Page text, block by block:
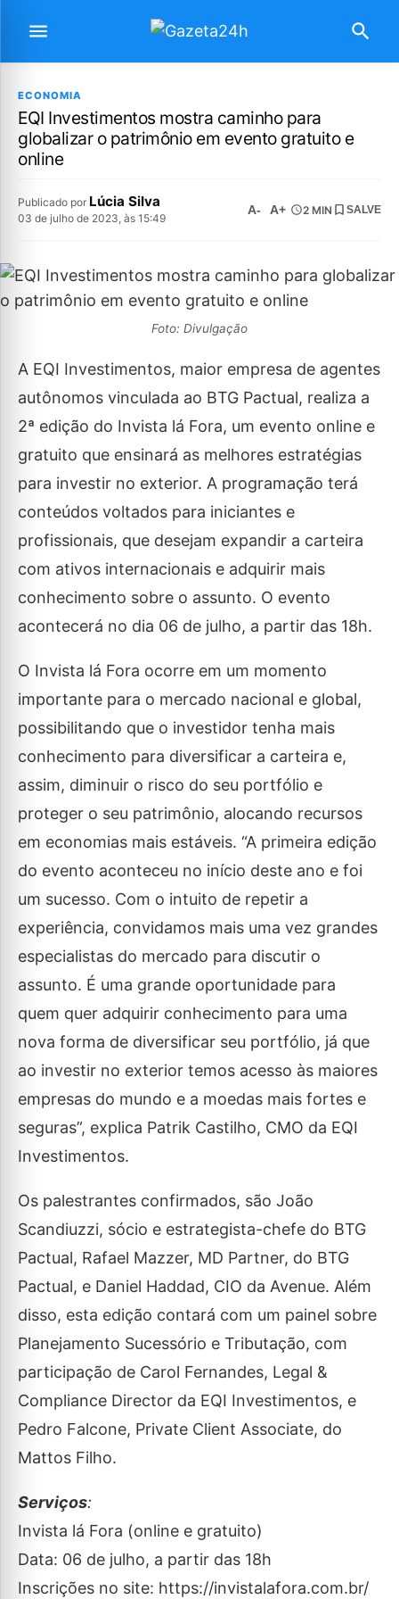
ECONOMIA
EQI Investimentos mostra caminho para
globalizar o patrimônio em evento gratuito e
online
Publicado por Lúcia Silva
03 de julho de 2023, às 15:49
A- A+ 2 MIN SALVE
Foto: Divulgação
A EQI Investimentos, maior empresa de agentes
autônomos vinculada ao BTG Pactual, realiza a
2ª edição do Invista lá Fora, um evento online e
gratuito que ensinará as melhores estratégias
para investir no exterior. A programação terá
conteúdos voltados para iniciantes e
profissionais, que desejam expandir a carteira
com ativos internacionais e adquirir mais
conhecimento sobre o assunto. O evento
acontecerá no dia 06 de julho, a partir das 18h.
O Invista lá Fora ocorre em um momento
importante para o mercado nacional e global,
possibilitando que o investidor tenha mais
conhecimento para diversificar a carteira e,
assim, diminuir o risco do seu portfólio e
proteger o seu patrimônio, alocando recursos
em economias mais estáveis. “A primeira edição
do evento aconteceu no início deste ano e foi
um sucesso. Com o intuito de repetir a
experiência, convidamos mais uma vez grandes
especialistas do mercado para discutir o
assunto. É uma grande oportunidade para
quem quer adquirir conhecimento para uma
nova forma de diversificar seu portfólio, já que
ao investir no exterior temos acesso às maiores
empresas do mundo e a moedas mais fortes e
seguras”, explica Patrik Castilho, CMO da EQI
Investimentos.
Os palestrantes confirmados, são João
Scandiuzzi, sócio e estrategista-chefe do BTG
Pactual, Rafael Mazzer, MD Partner, do BTG
Pactual, e Daniel Haddad, CIO da Avenue. Além
disso, esta edição contará com um painel sobre
Planejamento Sucessório e Tributação, com
participação de Carol Fernandes, Legal &
Compliance Director da EQI Investimentos, e
Pedro Falcone, Private Client Associate, do
Mattos Filho.
Serviços:
Invista lá Fora (online e gratuito)
Data: 06 de julho, a partir das 18h
Inscrições no site: https://invistalafora.com.br/